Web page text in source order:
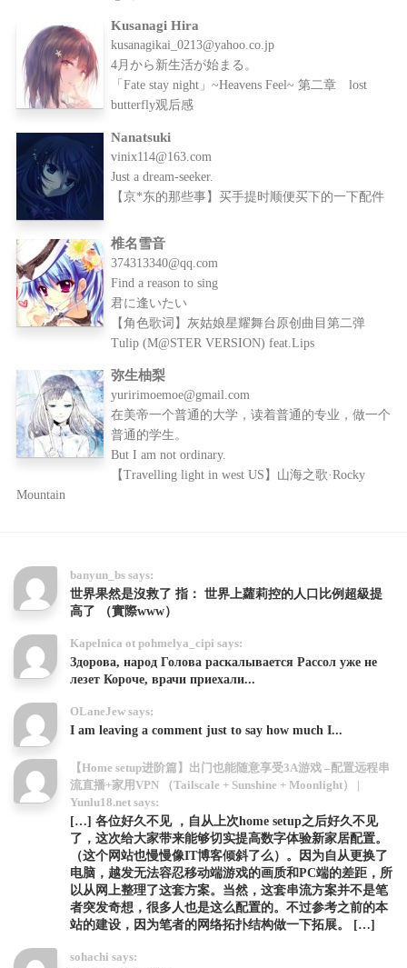
Kusanagi Hira
kusanagikai_0213@yahoo.co.jp
4月から新生活が始まる。
「Fate stay night」~Heavens Feel~ 第二章 lost
butterfly观后感
Nanatsuki
vinix114@163.com
Just a dream-seeker.
【京*东的那些事】买手提时顺便买下的一下配件
椎名雪音
374313340@qq.com
Find a reason to sing
君に逢いたい
【角色歌词】灰姑娘星耀舞台原创曲目第二弹
Tulip (M@STER VERSION) feat.Lips
弥生柚梨
yuririmoemoe@gmail.com
在美帝一个普通的大学，读着普通的专业，做一个
普通的学生。
But I am not ordinary.
【Travelling light in west US】山海之歌·Rocky
Mountain
banyun_bs says:
世界果然是沒救了 指： 世界上蘿莉控的人口比例超級提
高了 （實際www）
Kapelnica ot pohmelya_cipi says:
Здорова, народ Голова раскалывается Рассол уже не
лезет Короче, врачи приехали...
OLaneJew says:
I am leaving a comment just to say how much I...
【Home setup进阶篇】出门也能随意享受3A游戏 –配置远程串
流直播+家用VPN （Tailscale + Sunshine + Moonlight） |
Yunlu18.net says:
[…] 各位好久不见 ，自从上次home setup之后好久不见
了，这次给大家带来能够切实提高数字体验新家居配置。
（这个网站也慢慢像IT博客倾斜了么）。因为自从更换了
电脑，越发无法容忍移动端游戏的画质和PC端的差距，所
以从网上整理了这套方案。当然，这套串流方案并不是笔
者突发奇想，很多人也是这么配置的。不过参考之前的本
站的建设，因为笔者的网络拓扑结构做一下拓展。 […]
sohachi says: